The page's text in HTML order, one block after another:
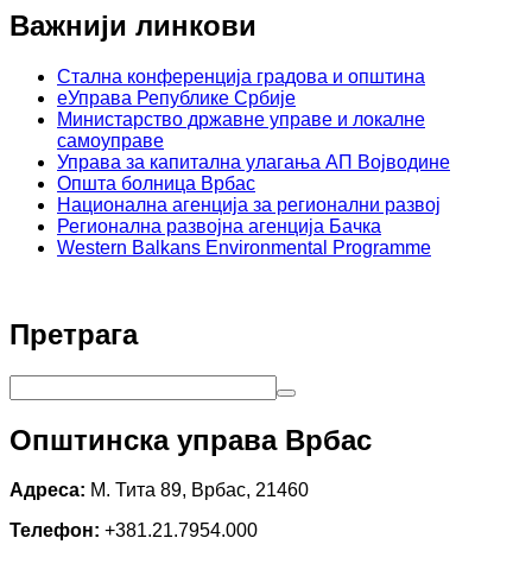
Важнији линкови
Стална конференција градова и општина
еУправа Републике Србије
Министарство државне управе и локалне
самоуправе
Управа за капитална улагања АП Војводине
Општа болница Врбас
Национална агенција за регионални развој
Регионална развојна агенција Бачка
Western Balkans Environmental Programme
Претрага
Општинска управа Врбас
Адреса: М. Тита 89, Врбас, 21460
Телефон: +381.21.7954.000